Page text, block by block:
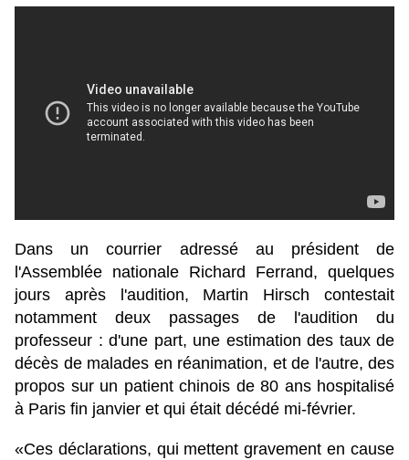
Dans un courrier adressé au président de
l'Assemblée nationale Richard Ferrand, quelques
jours après l'audition, Martin Hirsch contestait
notamment deux passages de l'audition du
professeur : d'une part, une estimation des taux de
décès de malades en réanimation, et de l'autre, des
propos sur un patient chinois de 80 ans hospitalisé
à Paris fin janvier et qui était décédé mi-février.
«Ces déclarations, qui mettent gravement en cause